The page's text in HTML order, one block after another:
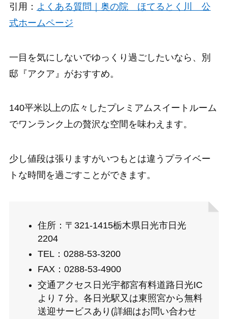
引用： よくある質問｜奥の院 ほてるとく川 公
式ホームページ
一目を気にしないでゆっくり過ごしたいなら、
別
邸『アクア』 がおすすめ。
140平米以上の広々したプレミアムスイートルーム
でワンランク上の贅沢な空間を味わえます。
少し値段は張りますがいつもとは違うプライベー
トな時間を過ごすことができます。
住所：〒321-1415栃木県日光市日光
2204
TEL：0288-53-3200
FAX：0288-53-4900
交通アクセス日光宇都宮有料道路日光IC
より７分。各日光駅又は東照宮から無料
送迎サービスあり(詳細はお問い合わせ